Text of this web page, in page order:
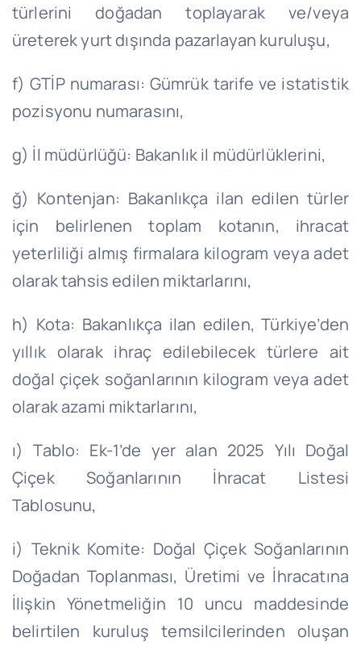
türlerini doğadan toplayarak ve/veya
üreterek yurt dışında pazarlayan kuruluşu,
f) GTİP numarası: Gümrük tarife ve istatistik
pozisyonu numarasını,
g) İl müdürlüğü: Bakanlık il müdürlüklerini,
ğ) Kontenjan: Bakanlıkça ilan edilen türler
için belirlenen toplam kotanın, ihracat
yeterliliği almış firmalara kilogram veya adet
olarak tahsis edilen miktarlarını,
h) Kota: Bakanlıkça ilan edilen, Türkiye’den
yıllık olarak ihraç edilebilecek türlere ait
doğal çiçek soğanlarının kilogram veya adet
olarak azami miktarlarını,
ı) Tablo: Ek-1’de yer alan 2025 Yılı Doğal
Çiçek Soğanlarının İhracat Listesi
Tablosunu,
i) Teknik Komite: Doğal Çiçek Soğanlarının
Doğadan Toplanması, Üretimi ve İhracatına
İlişkin Yönetmeliğin 10 uncu maddesinde
belirtilen kuruluş temsilcilerinden oluşan